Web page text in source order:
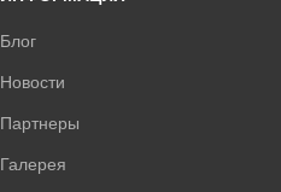
Блог
Новости
Партнеры
Галерея